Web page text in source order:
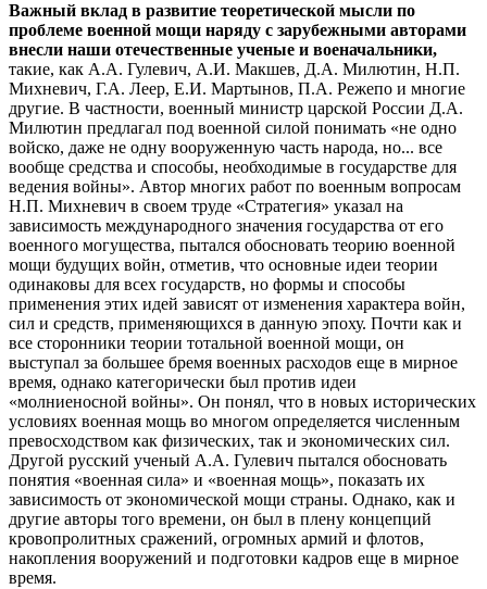
Важный вклад в развитие теоретической мысли по
проблеме военной мощи наряду с зарубежными авторами
внесли наши отечественные ученые и военачальники,
такие, как А.А. Гулевич, А.И. Макшев, Д.А. Милютин, Н.П.
Михневич, Г.А. Леер, Е.И. Мартынов, П.А. Режепо и многие
другие. В частности, военный министр царской России Д.А.
Милютин предлагал под военной силой понимать «не одно
войско, даже не одну вооруженную часть народа, но... все
вообще средства и способы, необходимые в государстве для
ведения войны». Автор многих работ по военным вопросам
Н.П. Михневич в своем труде «Стратегия» указал на
зависимость международного значения государства от его
военного могущества, пытался обосновать теорию военной
мощи будущих войн, отметив, что основные идеи теории
одинаковы для всех государств, но формы и способы
применения этих идей зависят от изменения характера войн,
сил и средств, применяющихся в данную эпоху. Почти как и
все сторонники теории тотальной военной мощи, он
выступал за большее бремя военных расходов еще в мирное
время, однако категорически был против идеи
«молниеносной войны». Он понял, что в новых исторических
условиях военная мощь во многом определяется численным
превосходством как физических, так и экономических сил.
Другой русский ученый А.А. Гулевич пытался обосновать
понятия «военная сила» и «военная мощь», показать их
зависимость от экономической мощи страны. Однако, как и
другие авторы того времени, он был в плену концепций
кровопролитных сражений, огромных армий и флотов,
накопления вооружений и подготовки кадров еще в мирное
время.